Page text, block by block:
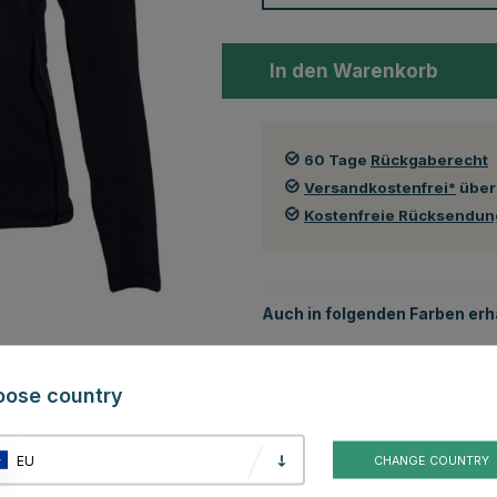
In den Warenkorb
60 Tage Rückgaberecht
Versandkostenfrei* über
Kostenfreie
Auch in folgenden Farben
country
EU CHANGE COUNTRY